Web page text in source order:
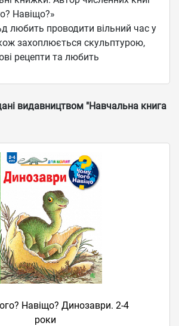
Навіщо?»
любить проводити вільний час у
захоплюється скульптурою,
рецепти та любить
видавництвом "Навчальна книга
Навіщо? Динозаври. 2-4
роки